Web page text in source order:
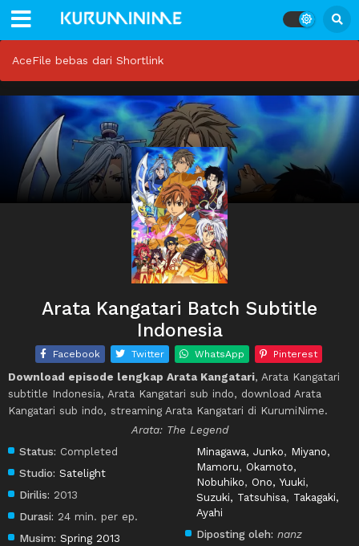
AceFile bebas dari Shortlink
Arata Kangatari Batch Subtitle
Indonesia
Facebook Twitter WhatsApp Pinterest
Download episode lengkap Arata Kangatari, Arata Kangatari
subtitle Indonesia, Arata Kangatari sub indo, download Arata
Kangatari sub indo, streaming Arata Kangatari di KurumiNime.
Arata: The Legend
Status: Completed
Studio: Satelight
Dirilis: 2013
Durasi: 24 min. per ep.
Musim: Spring 2013
Minagawa, Junko, Miyano,
Mamoru, Okamoto,
Nobuhiko, Ono, Yuuki,
Suzuki, Tatsuhisa, Takagaki,
Ayahi
Diposting oleh: nanz